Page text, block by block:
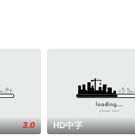
3.0 HD中字